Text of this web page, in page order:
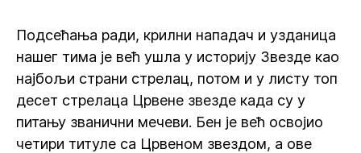
Подсећања ради, крилни нападач и узданица
нашег тима је већ ушла у историју Звезде као
најбољи страни стрелац, потом и у листу топ
десет стрелаца Црвене звезде када су у
питању званични мечеви. Бен је већ освојио
четири титуле са Црвеном звездом, а ове